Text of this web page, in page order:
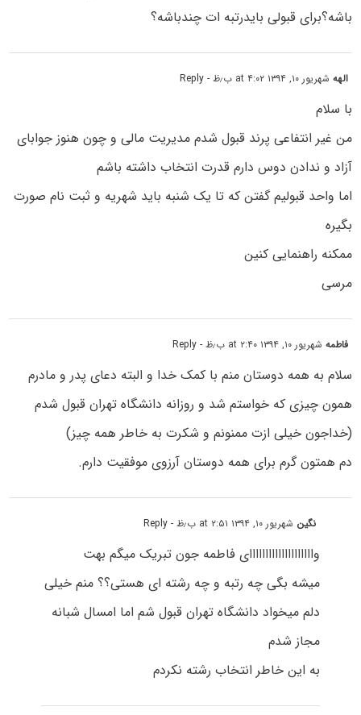
باشه؟برای قبولی بایدرتبه ات چندباشه؟
الههشهریور ۱۰, ۱۳۹۴ at ۴:۰۲ ب٫ظ - Reply
با سلام
من غیر انتفاعی پرند قبول شدم مدیریت مالی و چون هنوز جوابای
آزاد و ندادن دوس دارم قدرت انتخاب داشته باشم
اما واحد قبولیم گفتن که تا یک شنبه باید شهریه و ثبت نام صورت
بگیره
ممکنه راهنمایی کنین
مرسی
فاطمهشهریور ۱۰, ۱۳۹۴ at ۲:۴۰ ب٫ظ - Reply
سلام به همه دوستان منم با کمک خدا و البته دعای پدر و مادرم
همون چیزی که خواستم شد و روزانه دانشگاه تهران قبول شدم
(خداجون خیلی ازت ممنونم و شکرت به خاطر همه چیز)
دم همتون گرم برای همه دوستان آرزوی موفقیت دارم.
نگین شهریور ۱۰, ۱۳۹۴ at ۲:۵۱ ب٫ظ - Reply
واااااااااااااااااااای فاطمه جون تبریک میگم بهت
میشه بگی چه رتبه و چه رشته ای هستی؟؟ منم خیلی
دلم میخواد دانشگاه تهران قبول شم اما امسال شبانه
مجاز شدم
به این خاطر انتخاب رشته نکردم